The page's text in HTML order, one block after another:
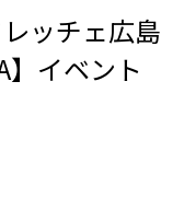
ッチェ広島
】イベント